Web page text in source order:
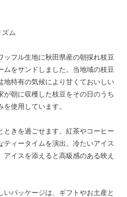
ズム
ッフル生地に秋田県産の朝採れ枝豆
ムをサンドしました。当地域の枝豆
地特有の気候により甘くておいしい
が朝に収穫した枝豆をその日のうち
使用しています。
ときを過ごせます。紅茶やコーヒー
ティータイムを演出。冷たいアイス
アイスを添えると高級感のある映え
いパッケージは、ギフトやお土産と